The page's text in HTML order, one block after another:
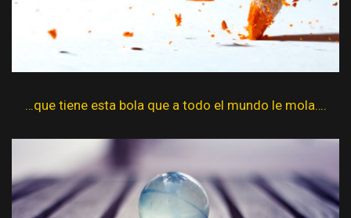
…que tiene esta bola que a todo el mundo le mola….